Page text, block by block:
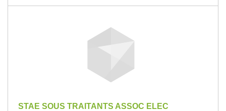
STAE SOUS TRAITANTS ASSOC ELEC